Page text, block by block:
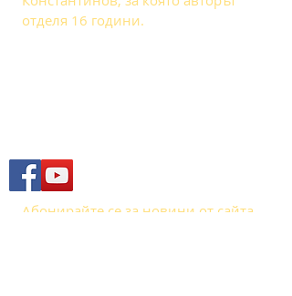
отделя 16 години.
Абонирайте се за новини от сайта